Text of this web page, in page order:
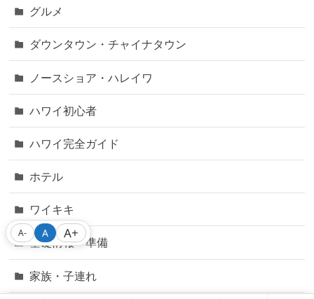
グルメ
ダウンタウン・チャイナタウン
ノースショア・ハレイワ
ハワイ初心者
ハワイ完全ガイド
ホテル
ワイキキ
基礎情報・準備
家族・子連れ
A- A A+